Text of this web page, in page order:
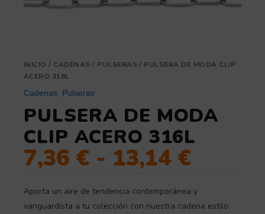
INICIO / CADENAS / PULSERAS / PULSERA DE MODA CLIP
ACERO 316L
Cadenas, Pulseras
PULSERA DE MODA
CLIP ACERO 316L
7,36 € - 13,14 €
Aporta un aire de tendencia contemporánea y
vanguardista a tu colección con nuestra cadena estilo